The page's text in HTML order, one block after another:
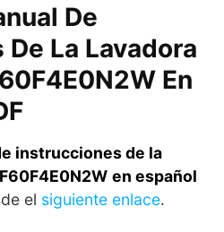
De
La Lavadora
En
instrucciones de la
en español
el siguiente enlace.